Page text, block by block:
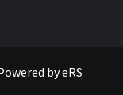
貿
byeRS